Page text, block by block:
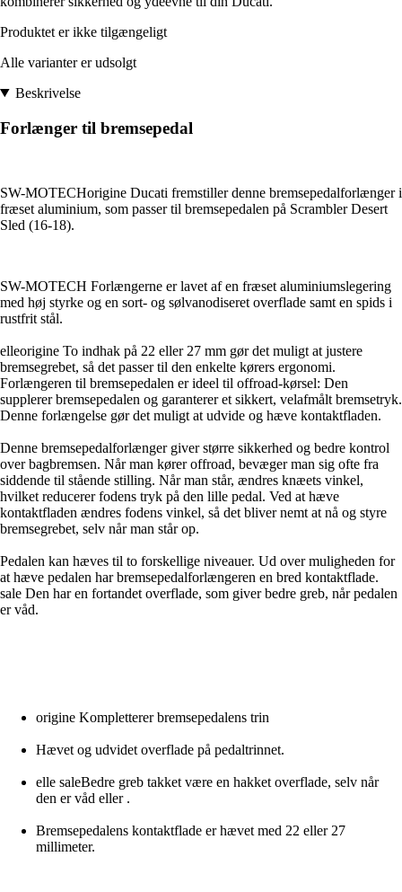
Produktet er ikke tilgængeligt
Alle varianter er udsolgt
Beskrivelse
Forlænger til bremsepedal
SW-MOTECHorigine Ducati fremstiller denne bremsepedalforlænger i
fræset aluminium, som passer til bremsepedalen på Scrambler Desert
Sled (16-18).
SW-MOTECH Forlængerne er lavet af en fræset aluminiumslegering
med høj styrke og en sort- og sølvanodiseret overflade samt en spids i
rustfrit stål.
elleorigine To indhak på 22 eller 27 mm gør det muligt at justere
bremsegrebet, så det passer til den enkelte kørers ergonomi.
Forlængeren til bremsepedalen er ideel til offroad-kørsel: Den
supplerer bremsepedalen og garanterer et sikkert, velafmålt bremsetryk.
Denne forlængelse gør det muligt at udvide og hæve kontaktfladen.
Denne bremsepedalforlænger giver større sikkerhed og bedre kontrol
over bagbremsen. Når man kører offroad, bevæger man sig ofte fra
siddende til stående stilling. Når man står, ændres knæets vinkel,
hvilket reducerer fodens tryk på den lille pedal. Ved at hæve
kontaktfladen ændres fodens vinkel, så det bliver nemt at nå og styre
bremsegrebet, selv når man står op.
Pedalen kan hæves til to forskellige niveauer. Ud over muligheden for
at hæve pedalen har bremsepedalforlængeren en bred kontaktflade.
sale Den har en fortandet overflade, som giver bedre greb, når pedalen
er våd.
origine Kompletterer bremsepedalens trin
Hævet og udvidet overflade på pedaltrinnet.
elle saleBedre greb takket være en hakket overflade, selv når
den er våd eller .
Bremsepedalens kontaktflade er hævet med 22 eller 27
millimeter.